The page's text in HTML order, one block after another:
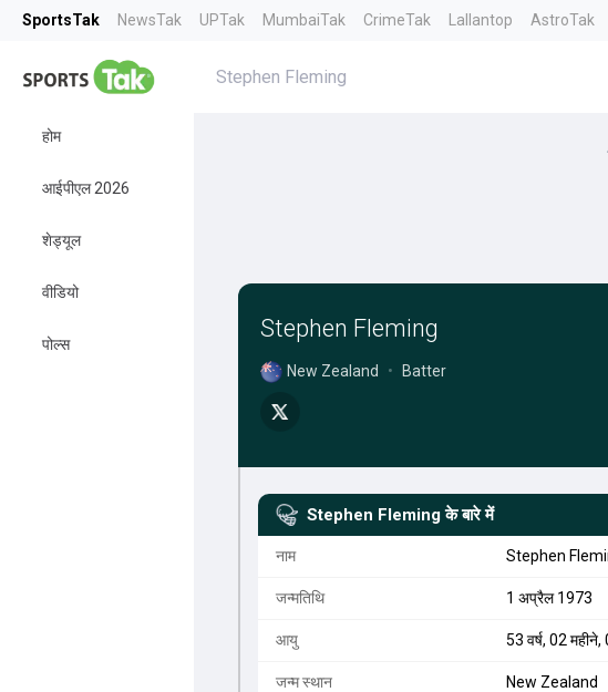
SportsTak NewsTak UPTak MumbaiTak CrimeTak Lallantop AstroTak
होम
आईपीएल 2026
शेड्यूल
वीडियो
पोल्स
Stephen Fleming
Stephen Fleming
New Zealand • Batter
Stephen Fleming के बारे में
नाम Stephen
जन्मतिथि 1 अप्रैल 1973
आयु 53 वर्ष, 02 महीने,
जन्म स्थान New Zealand